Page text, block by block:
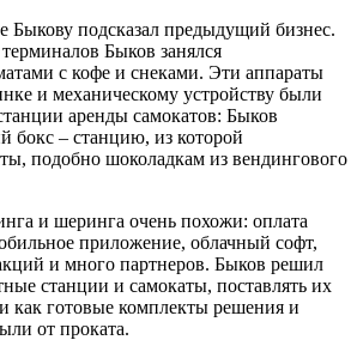
Быкову подсказал предыдущий бизнес.
Быков занялся
с кофе и снеками. Эти аппараты
и механическому устройству были
аренды самокатов: Быков
бокс – станцию, из которой
подобно шоколадкам из вендингового
и шеринга очень похожи: оплата
приложение, облачный софт,
и много партнеров. Быков решил
станции и самокаты, поставлять их
как готовые комплекты решения и
от проката.